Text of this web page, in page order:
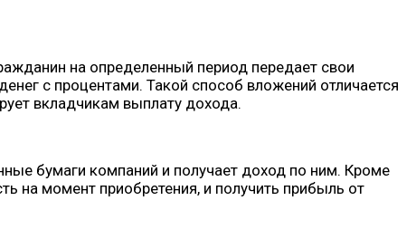
на определенный период передает свои
с процентами. Такой способ вложений отличается
вкладчикам выплату дохода.
бумаги компаний и получает доход по ним. Кроме
на момент приобретения, и получить прибыль от